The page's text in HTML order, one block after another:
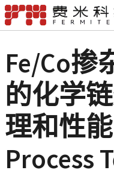
Fe/Co掺
的化学
理和性
Process